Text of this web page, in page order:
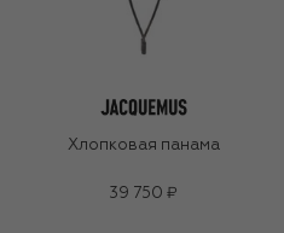
Хлопковая панама
39 750 ₽